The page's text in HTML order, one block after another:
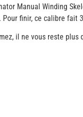
Manual Winding
Pour finir, ce calibre fait
il ne vous reste plus